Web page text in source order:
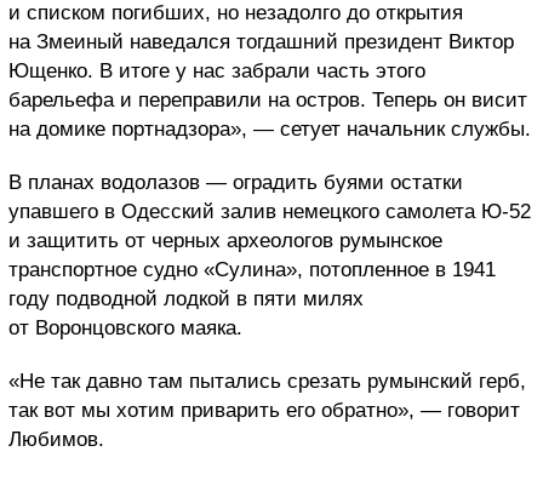
и списком погибших, но незадолго до открытия
на Змеиный наведался тогдашний президент Виктор
Ющенко. В итоге у нас забрали часть этого
барельефа и переправили на остров. Теперь он висит
на домике портнадзора», — сетует начальник службы.
В планах водолазов — оградить буями остатки
упавшего в Одесский залив немецкого самолета Ю-52
и защитить от черных археологов румынское
транспортное судно «Сулина», потопленное в 1941
году подводной лодкой в пяти милях
от Воронцовского маяка.
«Не так давно там пытались срезать румынский герб,
так вот мы хотим приварить его обратно», — говорит
Любимов.